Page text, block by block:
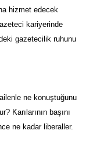
hizmet edecek
kariyerinde
gazetecilik ruhunu
ne konuştuğunu
Karılarının başını
ne kadar liberaller.